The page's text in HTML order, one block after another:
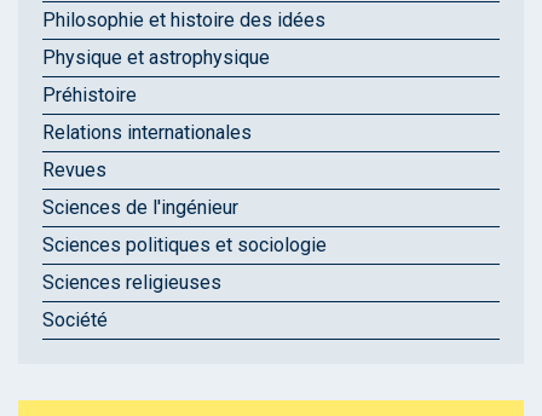
Philosophie et histoire des idées
Physique et astrophysique
Préhistoire
Relations internationales
Revues
Sciences de l'ingénieur
Sciences politiques et sociologie
Sciences religieuses
Société